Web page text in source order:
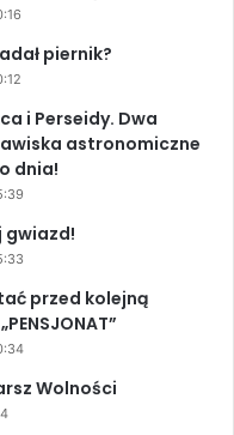
piernik?
i Perseidy. Dwa
astronomiczne
dnia!
gwiazd!
przed kolejną
Wolności